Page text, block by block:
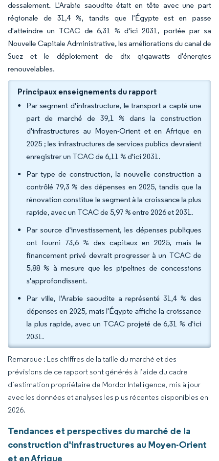
dessalement. L'Arabie saoudite était en tête avec une part
régionale de 31,4 %, tandis que l'Égypte est en passe
d'atteindre un TCAC de 6,31 % d'ici 2031, portée par sa
Nouvelle Capitale Administrative, les améliorations du canal de
Suez et le déploiement de dix gigawatts d'énergies
renouvelables.
Principaux enseignements du rapport
Par segment d'infrastructure, le transport a capté une
part de marché de 39,1 % dans la construction
d'infrastructures au Moyen-Orient et en Afrique en
2025 ; les infrastructures de services publics devraient
enregistrer un TCAC de 6,11 % d'ici 2031.
Par type de construction, la nouvelle construction a
contrôlé 79,3 % des dépenses en 2025, tandis que la
rénovation constitue le segment à la croissance la plus
rapide, avec un TCAC de 5,97 % entre 2026 et 2031.
Par source d'investissement, les dépenses publiques
ont fourni 73,6 % des capitaux en 2025, mais le
financement privé devrait progresser à un TCAC de
5,88 % à mesure que les pipelines de concessions
s'approfondissent.
Par ville, l'Arabie saoudite a représenté 31,4 % des
dépenses en 2025, mais l'Égypte affiche la croissance
la plus rapide, avec un TCAC projeté de 6,31 % d'ici
2031.
Remarque : Les chiffres de la taille du marché et des
prévisions de ce rapport sont générés à l’aide du cadre
d’estimation propriétaire de Mordor Intelligence, mis à jour
avec les données et analyses les plus récentes disponibles en
2026.
Tendances et perspectives du marché de la
construction d'infrastructures au Moyen-Orient
et en Afrique